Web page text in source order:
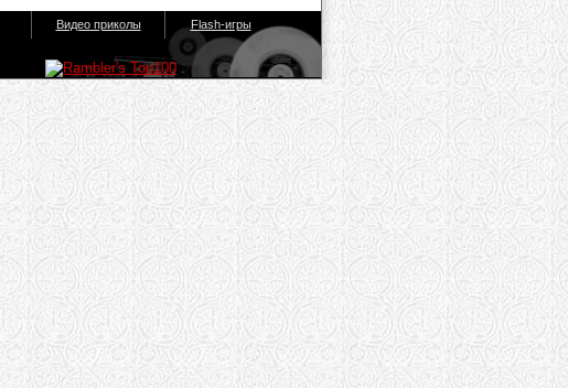
Видео приколы Flash-игры